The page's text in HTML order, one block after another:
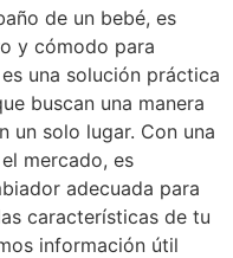
de un bebé, es
y cómodo para
una solución práctica
buscan una manera
un solo lugar. Con una
mercado, es
adecuada para
características de tu
información útil